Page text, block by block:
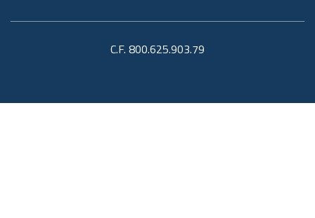
C.F. 800.625.903.79